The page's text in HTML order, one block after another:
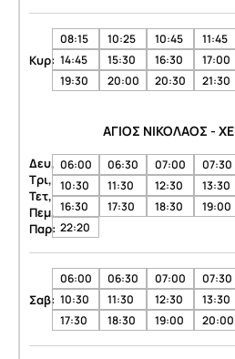
Κυρ:
08:15 10:25 10:45 11:45
14:45
15:30 16:30 17:00
19:30
20:00 20:30 21:30
ΑΓΙΟΣ ΝΙΚΟΛΑΟΣ -
Δευ,
Τρι,
Τετ,
Πεμ,
Παρ:
06:00 06:30 07:00 07:30
10:30
11:30 12:30 13:30
16:30
17:30 18:30 19:00
22:20
Σαβ:
06:00 06:30 07:00 07:30
10:30
11:30 12:30 13:30
17:30
18:30 19:00 20:00